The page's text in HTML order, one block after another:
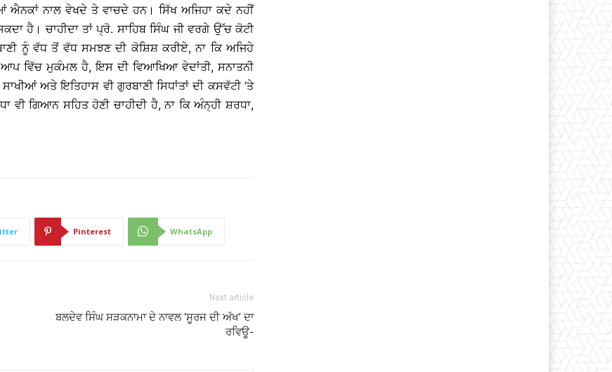
ਐਨਕਾਂ ਨਾਲ ਵੇਖਦੇ ਤੇ ਵਾਚਦੇ ਹਨ। ਸਿੱਖ ਅਜਿਹਾ ਕਦੇ ਨਹੀਂ
ਹੈ। ਚਾਹੀਦਾ ਤਾਂ ਪ੍ਰੋ. ਸਾਹਿਬ ਸਿੰਘ ਜੀ ਵਰਗੇ ਉੱਚ ਕੋਟੀ
ਨੂੰ ਵੱਧ ਤੋਂ ਵੱਧ ਸਮਝਣ ਦੀ ਕੋਸ਼ਿਸ਼ ਕਰੀਏ, ਨਾ ਕਿ ਅਜਿਹੇ
ਆਪ ਵਿੱਚ ਮੁਕੰਮਲ ਹੈ, ਇਸ ਦੀ ਵਿਆਖਿਆ ਵੇਦਾਂਤੀ, ਸਨਾਤਨੀ
ਅਤੇ ਇਤਿਹਾਸ ਵੀ ਗੁਰਬਾਣੀ ਸਿਧਾਂਤਾਂ ਦੀ ਕਸਵੱਟੀ ’ਤੇ
ਗਿਆਨ ਸਹਿਤ ਹੋਣੀ ਚਾਹੀਦੀ ਹੈ, ਨਾ ਕਿ ਅੰਨ੍ਹੀ ਸ਼ਰਧਾ,
Pinterest WhatsApp
Next article
ਬਲਦੇਵ ਸਿੰਘ ਸੜਕਨਾਮਾ ਦੇ ਨਾਵਲ ‘ਸੂਰਜ ਦੀ ਅੱਖ’ ਦਾ
ਰਵਿਊ-